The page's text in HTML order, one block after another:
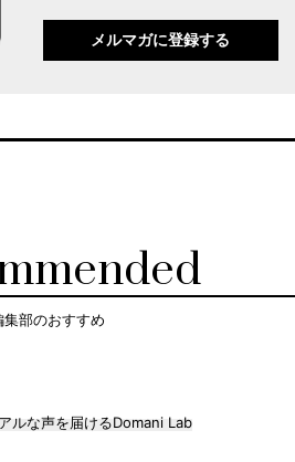
メルマガに登録する
集部のおすすめ
ルな声を届けるDomani Lab